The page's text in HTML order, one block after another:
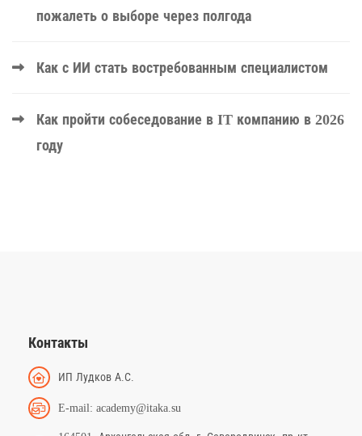
пожалеть о выборе через полгода
Как с ИИ стать востребованным специалистом
Как пройти собеседование в IT компанию в 2026
году
Контакты
ИП Лудков А.С.
E-mail: academy@itaka.su